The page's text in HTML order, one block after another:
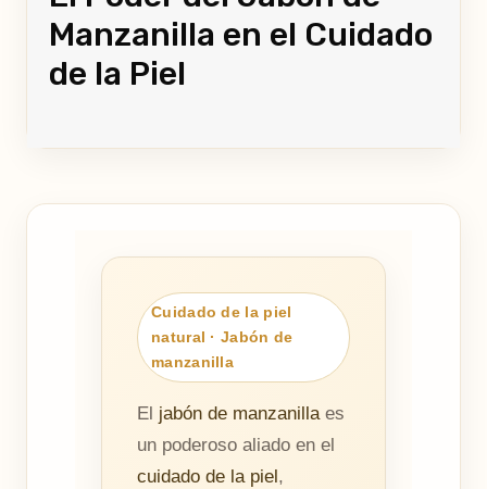
Manzanilla en el Cuidado
de la Piel
Cuidado de la piel
natural · Jabón de
manzanilla
El jabón de manzanillaes
un poderoso aliado en el
cuidado de la piel ,